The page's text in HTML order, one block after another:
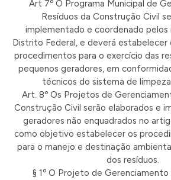
Art 7º O Programa Municipal de
Resíduos da Construção Civil
implementado e coordenado pelos
Distrito Federal, e deverá
procedimentos para o exercício das
pequenos geradores, em
técnicos do sistema de
Art. 8º Os Projetos de
Construção Civil serão elaborados e
geradores não enquadrados no
como objetivo estabelecer os
para o manejo e destinação
dos resíduos.
§ 1º O Projeto de Gerenciamento